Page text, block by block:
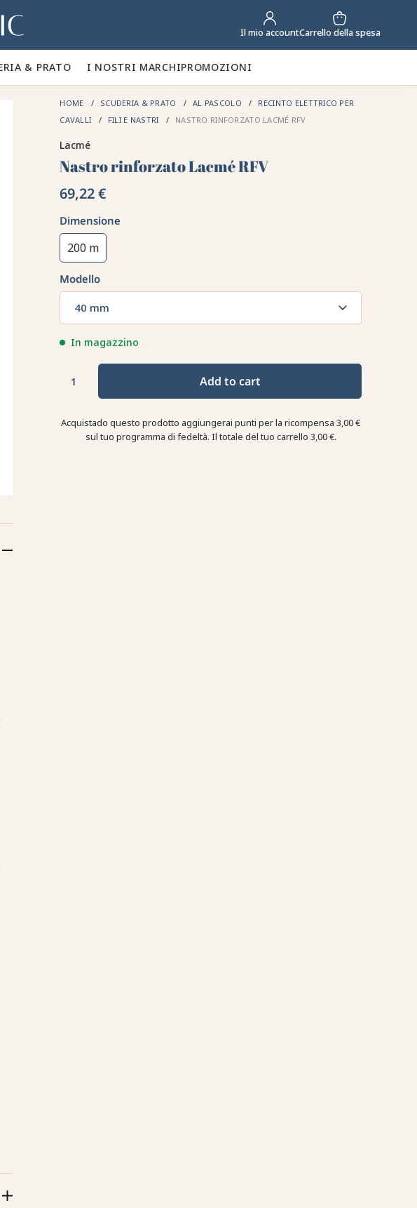
Il mio accountCarrello della spesa
& PRATO 🍃 I NOSTRI MARCHIPROMOZIONI
HOME SCUDERIA & PRATO AL PASCOLO
RECINTO ELETTRICO PER
CAVALLI
FILI E NASTRI NASTRO RINFORZATO LACMÉ RFV
Lacmé
Nastro rinforzato Lacmé RFV
69,22 €
Dimensione
200 m
Modello
40 mm
In magazzino
Add to cart
Acquistado questo prodotto aggiungerai punti per la ricompensa3,00 €
sul tuo programma di fedeltà. Il totale del tuo carrello 3,00 €.